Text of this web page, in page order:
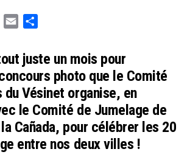
LinkedIn
Email
juste un mois pour
photo que le Comité
du Vésinet organise, en
le Comité de Jumelage de
Cañada, pour célébrer les 20
entre nos deux villes !